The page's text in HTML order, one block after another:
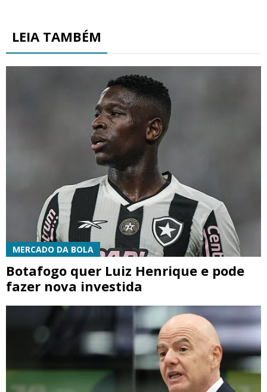
LEIA TAMBÉM
MERCADO DA BOLA
Botafogo quer Luiz Henrique e pode
fazer nova investida